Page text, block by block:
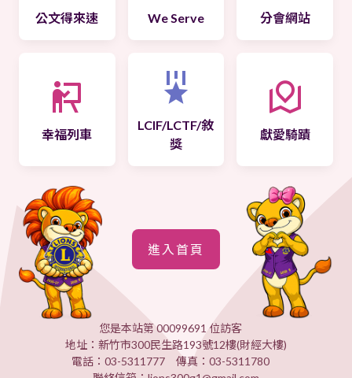
公文得來速 We Serve 分會網站
幸福列車
LCIF/LCTF/敘
獎
獻愛騎蹟
進入首頁
您是本站第 00099691 位訪客
地址：新竹市300民生路193號12樓(財經大樓)
電話：03-5311777 傳真：03-5311780